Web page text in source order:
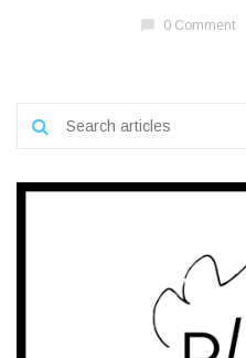
chat_bubble 0 Comment